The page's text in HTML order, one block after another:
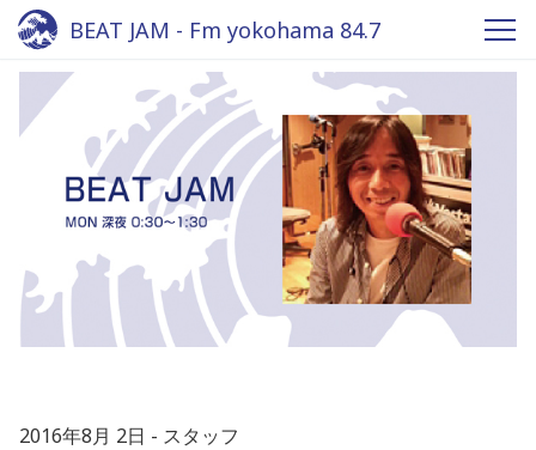
BEAT JAM - Fm yokohama 84.7
2016年8月 2日 スタッフ